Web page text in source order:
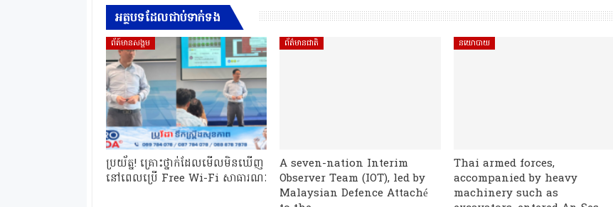
អត្ថបទដែលជាប់ទាក់ទង
ព័ត៍មានសង្គម
ប្រយ័ត្ន! គ្រោះថ្នាក់ដែលមើលមិនឃើញ
នៅពេលប្រើ Free Wi-Fi សាធារណៈ
ព័ត៌មានជាតិ
A seven-nation Interim
Observer Team (IOT), led by
Malaysian Defence Attaché
នយោបាយ
Thai armed forces,
accompanied by heavy
machinery such as